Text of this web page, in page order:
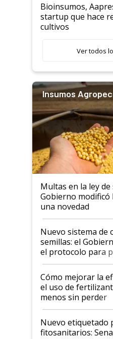
Bioinsumos,
startup que hace
cultivos
Ver todos
Insumos
Multas en la ley de
Gobierno modificó
una novedad
Nuevo sistema de
semillas: el
el protocolo para
propiedad
Cómo mejorar la
el uso de
menos sin perder
productividad en
fina
Nuevo etiquetado
fitosanitarios: